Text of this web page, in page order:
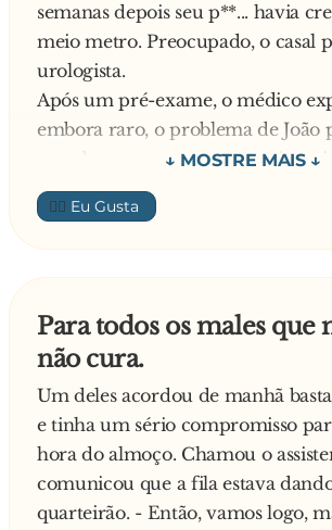
semanas depois seu p**... havia
meio metro. Preocupado, o casal
urologista.
Após um pré-exame, o médico
embora raro, o problema de João
curado com uma pequena
— Por quanto tempo meu amor
muletas, doutor? — perguntou a
ansiosamente.
— Muletas? Por que ele iria
— Ora, disse a mulher, o senhor
as pernas dele, não vai?
👍🏼
Para todos os males que
não cura.
Um deles acordou de manhã
e tinha um sério compromisso
hora do almoço. Chamou o
comunicou que a fila estava
quarteirão. - Então, vamos logo,